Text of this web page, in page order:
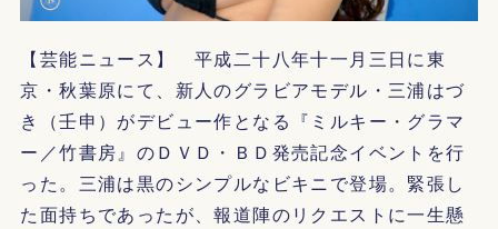
【芸能ニュース】 平成二十八年十一月三日に東
京・秋葉原にて、新人のグラビアモデル・三浦はづ
き（壬申）がデビュー作となる『ミルキー・グラマ
ー／竹書房』のＤＶＤ・ＢＤ発売記念イベントを行
った。三浦は黒のシンプルなビキニで登場。緊張し
た面持ちであったが、報道陣のリクエストに一生懸